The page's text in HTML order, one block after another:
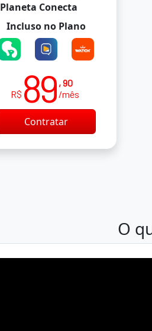
Planeta Conecta
Incluso no Plano
R$ 89 , 90
/mês
Contratar
O